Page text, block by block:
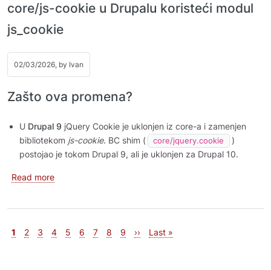
core/js-cookie u Drupalu koristeći modul
js_cookie
02/03/2026, by Ivan
Zašto ova promena?
U Drupal 9 jQuery Cookie je uklonjen iz core-a i zamenjen
bibliotekom js-cookie. BC shim ( core/jquery.cookie
)
postojao je tokom Drupal 9, ali je uklonjen za Drupal 10.
Read moreabout Kako prepisati jQuery Cookie i biblioteku core/
Pagination
Current page
1 Page
2 Page
3 Page
4 Page
5 Page
6 Page
7 Page
8 Page
9 Next page
›› Last page
Last »